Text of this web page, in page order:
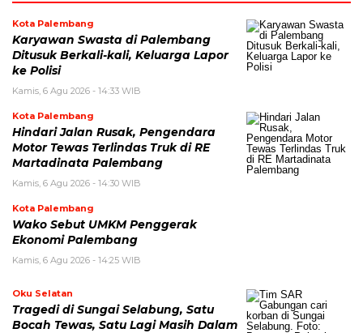
Kota Palembang
Karyawan Swasta di Palembang
Ditusuk Berkali-kali, Keluarga Lapor
ke Polisi
Kamis, 6 Agu 2026 - 14:33 WIB
Kota Palembang
Hindari Jalan Rusak, Pengendara
Motor Tewas Terlindas Truk di RE
Martadinata Palembang
Kamis, 6 Agu 2026 - 14:30 WIB
Kota Palembang
Wako Sebut UMKM Penggerak
Ekonomi Palembang
Kamis, 6 Agu 2026 - 14:25 WIB
Oku Selatan
Tragedi di Sungai Selabung, Satu
Bocah Tewas, Satu Lagi Masih Dalam